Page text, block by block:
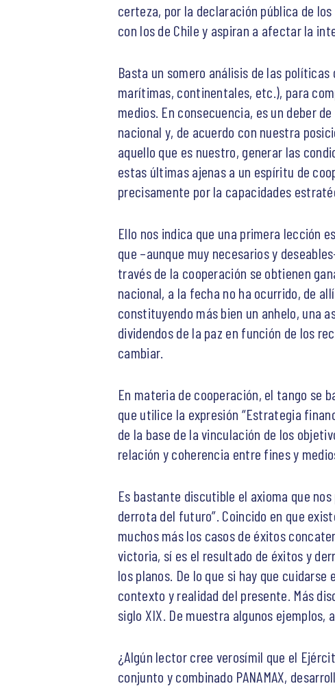
certeza, por la declaración pública de
con los de Chile y aspiran a afectar la
Basta un somero análisis de las
marítimas, continentales, etc.), para
medios. En consecuencia, es un deber
nacional y, de acuerdo con nuestra
aquello que es nuestro, generar las
estas últimas ajenas a un espíritu de
precisamente por la capacidades
Ello nos indica que una primera lección
que –aunque muy necesarios y
través de la cooperación se obtienen
nacional, a la fecha no ha ocurrido, de
constituyendo más bien un anhelo, una
dividendos de la paz en función de los
cambiar.
En materia de cooperación, el tango se
que utilice la expresión “Estrategia
de la base de la vinculación de los
relación y coherencia entre fines y
Es bastante discutible el axioma que
derrota del futuro”. Coincido en que
muchos más los casos de éxitos
victoria, sí es el resultado de éxitos y
los planos. De lo que si hay que
contexto y realidad del presente. Más
siglo XIX. De muestra algunos ejemplos,
¿Algún lector cree verosímil que el
conjunto y combinado PANAMAX,